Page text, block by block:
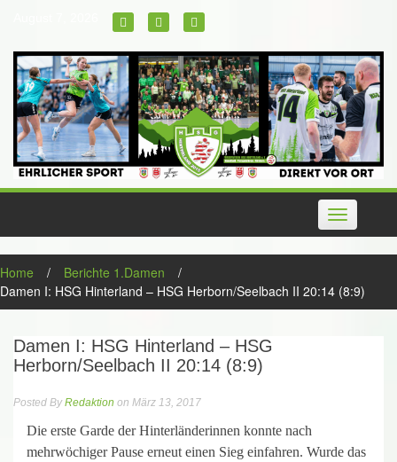
Toggle
navigation
Home / Berichte 1.Damen
/
Damen I: HSG Hinterland – HSG Herborn/Seelbach II 20:14 (8:9)
Damen I: HSG Hinterland – HSG
Herborn/Seelbach II 20:14 (8:9)
Posted ByRedaktion on März 13, 2017
Die erste Garde der Hinterländerinnen konnte nach
mehrwöchiger Pause erneut einen Sieg einfahren. Wurde das